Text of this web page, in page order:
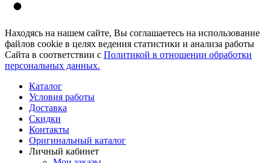
Находясь на нашем сайте, Вы соглашаетесь на использование
файлов cookie в целях ведения статистики и анализа работы
Сайта в соответствии с Политикой в отношении обработки
персональных данных.
Каталог
Условия работы
Доставка
Скидки
Контакты
Оригинальный каталог
Личный кабинет